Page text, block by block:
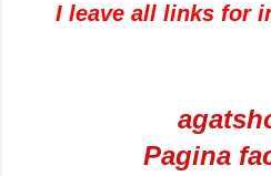
I leave all links for
Pagina